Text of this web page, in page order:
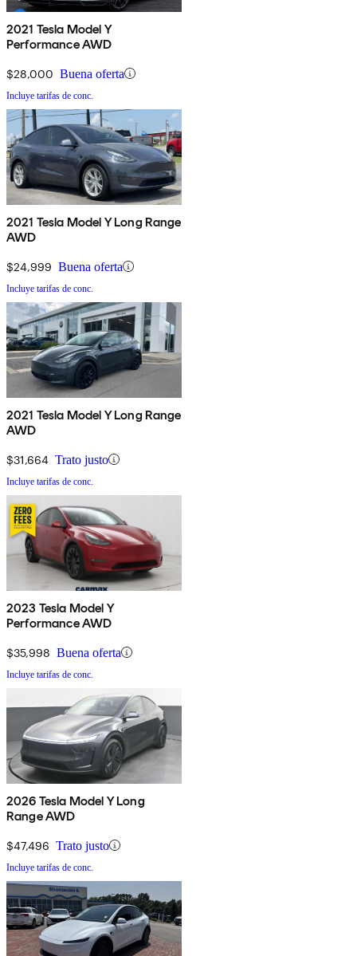
2021 Tesla Model Y
Performance AWD
$28,000 Buena oferta
Incluye tarifas de conc.
2021 Tesla Model Y Long Range
AWD
$24,999 Buena oferta
Incluye tarifas de conc.
2021 Tesla Model Y Long Range
AWD
$31,664 Trato justo
Incluye tarifas de conc.
2023 Tesla Model Y
Performance AWD
$35,998 Buena oferta
Incluye tarifas de conc.
2026 Tesla Model Y Long
Range AWD
$47,496 Trato justo
Incluye tarifas de conc.